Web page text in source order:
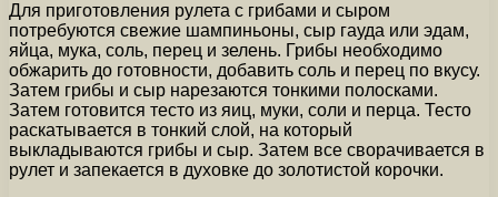
Для приготовления рулета с грибами и сыром
потребуются свежие шампиньоны, сыр гауда или эдам,
яйца, мука, соль, перец и зелень. Грибы необходимо
обжарить до готовности, добавить соль и перец по вкусу.
Затем грибы и сыр нарезаются тонкими полосками.
Затем готовится тесто из яиц, муки, соли и перца. Тесто
раскатывается в тонкий слой, на который
выкладываются грибы и сыр. Затем все сворачивается в
рулет и запекается в духовке до золотистой корочки.